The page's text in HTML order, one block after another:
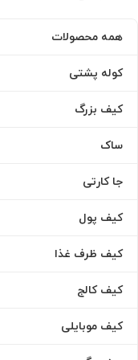
همه محصولات
کوله پشتی
کیف بزرگ
ساک
جا کارتی
کیف پول
کیف ظرف غذا
کیف کالج
کیف موبایلی